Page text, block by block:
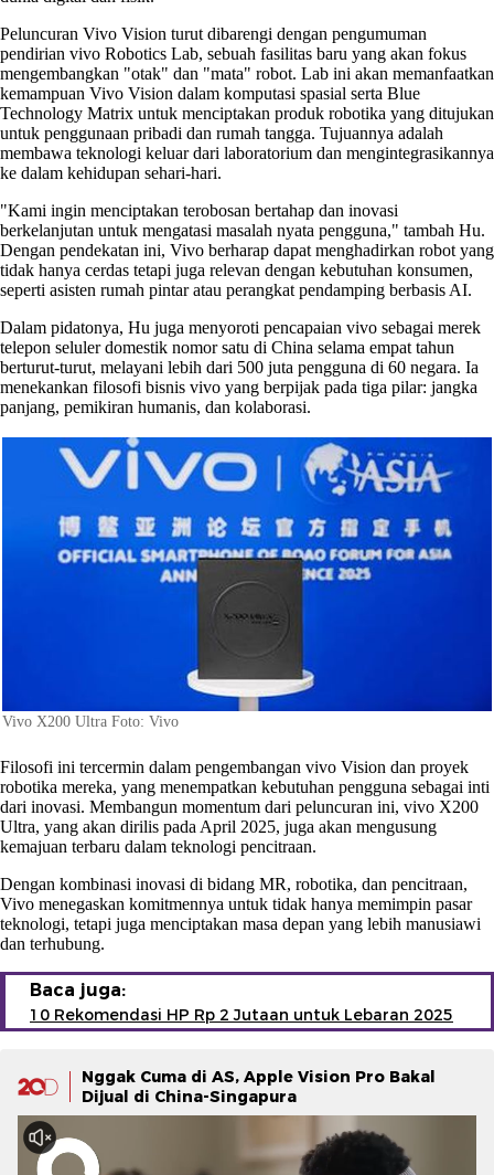
Peluncuran Vivo Vision turut dibarengi dengan pengumuman
pendirian vivo Robotics Lab, sebuah fasilitas baru yang akan fokus
mengembangkan "otak" dan "mata" robot. Lab ini akan memanfaatkan
kemampuan Vivo Vision dalam komputasi spasial serta Blue
Technology Matrix untuk menciptakan produk robotika yang ditujukan
untuk penggunaan pribadi dan rumah tangga. Tujuannya adalah
membawa teknologi keluar dari laboratorium dan mengintegrasikannya
ke dalam kehidupan sehari-hari.
"Kami ingin menciptakan terobosan bertahap dan inovasi
berkelanjutan untuk mengatasi masalah nyata pengguna," tambah Hu.
Dengan pendekatan ini, Vivo berharap dapat menghadirkan robot yang
tidak hanya cerdas tetapi juga relevan dengan kebutuhan konsumen,
seperti asisten rumah pintar atau perangkat pendamping berbasis AI.
Dalam pidatonya, Hu juga menyoroti pencapaian vivo sebagai merek
telepon seluler domestik nomor satu di China selama empat tahun
berturut-turut, melayani lebih dari 500 juta pengguna di 60 negara. Ia
menekankan filosofi bisnis vivo yang berpijak pada tiga pilar: jangka
panjang, pemikiran humanis, dan kolaborasi.
Vivo X200 Ultra Foto: Vivo
Filosofi ini tercermin dalam pengembangan vivo Vision dan proyek
robotika mereka, yang menempatkan kebutuhan pengguna sebagai inti
dari inovasi. Membangun momentum dari peluncuran ini, vivo X200
Ultra, yang akan dirilis pada April 2025, juga akan mengusung
kemajuan terbaru dalam teknologi pencitraan.
Dengan kombinasi inovasi di bidang MR, robotika, dan pencitraan,
Vivo menegaskan komitmennya untuk tidak hanya memimpin pasar
teknologi, tetapi juga menciptakan masa depan yang lebih manusiawi
dan terhubung.
Baca juga:
10 Rekomendasi HP Rp 2 Jutaan untuk Lebaran 2025
Nggak Cuma di AS, Apple Vision Pro Bakal
Dijual di China-Singapura